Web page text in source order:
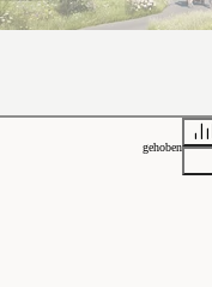
gehoben